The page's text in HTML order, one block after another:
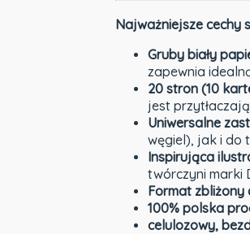
Najważniejsze cechy
Gruby biały
zapewnia
20 stron (10
jest
Uniwersalne
węgiel), jak i do
Inspirująca
twórczyni marki
Format zbliżony
100% polska
celulozowy,